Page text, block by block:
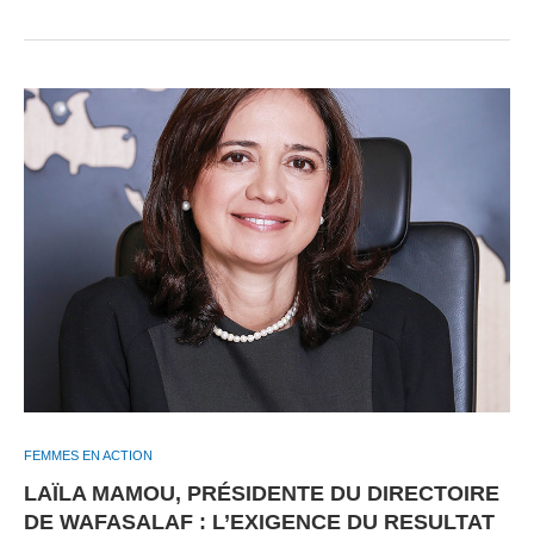
FEMMES EN ACTION
LAÏLA MAMOU, PRÉSIDENTE DU DIRECTOIRE
DE WAFASALAF : L’EXIGENCE DU RESULTAT